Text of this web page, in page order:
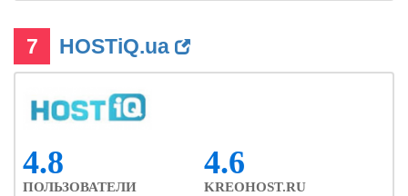
7 HOSTiQ.ua
4.8
ПОЛЬЗОВАТЕЛИ
4.6
KREOHOST.RU